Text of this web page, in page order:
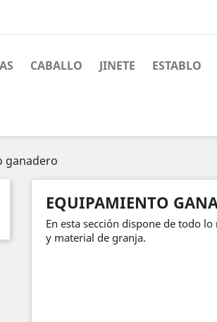
CABALLO JINETE ESTABLO
ganadero
EQUIPAMIENTO
En esta sección dispone de todo
y material de granja.